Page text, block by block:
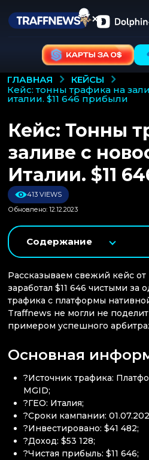
ГЛАВНАЯ
КЕЙСЫ
кейс: тонны трафика на заливе с новостей из
италии. $11 646 прибыли
Кейс: Тонны
заливе с
Италии. $11
413 VIEWS
Обновлено: 12.12.2023
Содержание
Рассказываем свежий кейс от
заработал $11 646 чистыми за
трафика с платформы
Traffnews не могли не
примером успешного
Основная
?Источник трафика:
MGID;
?ГЕО: Италия;
?Сроки кампании:
?Инвестировано: $41 482;
?Доход: $53 128;
?Чистая прибыль: $11 646;